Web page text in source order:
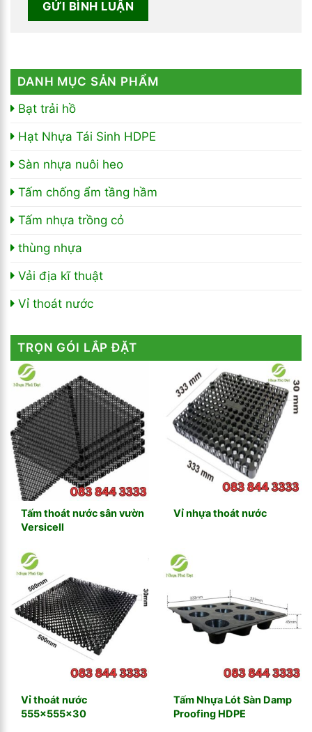
DANH MỤC SẢN PHẨM
Bạt trải hồ
Hạt Nhựa Tái Sinh HDPE
Sàn nhựa nuôi heo
Tấm chống ẩm tầng hầm
Tấm nhựa trồng cỏ
thùng nhựa
Vải địa kĩ thuật
Vỉ thoát nước
TRỌN GÓI LẮP ĐẶT
Tấm thoát nước sân vườn
Versicell
Vỉ nhựa thoát nước
Vỉ thoát nước
555x555x30
Tấm Nhựa Lót Sàn Damp
Proofing HDPE